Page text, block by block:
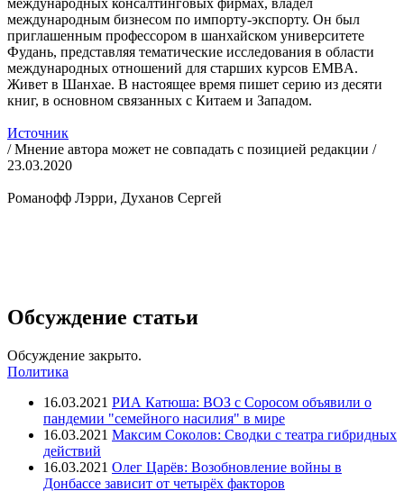
международным бизнесом по импорту-экспорту. Он был
приглашенным профессором в шанхайском университете
Фудань, представляя тематические исследования в области
международных отношений для старших курсов EMBA.
Живет в Шанхае. В настоящее время пишет серию из десяти
книг, в основном связанных с Китаем и Западом.
Источник
/ Мнение автора может не совпадать с позицией редакции /
23.03.2020
Романофф Лэрри, Духанов Сергей
Обсуждение статьи
Обсуждение закрыто.
Политика
16.03.2021 РИА Катюша: ВОЗ с Соросом объявили о
пандемии "семейного насилия" в мире
16.03.2021 Максим Соколов: Сводки с театра гибридных
действий
16.03.2021 Олег Царёв: Возобновление войны в
Донбассе зависит от четырёх факторов